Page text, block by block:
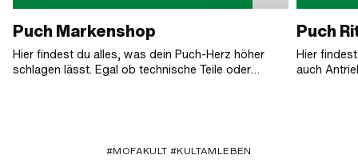
Puch Markenshop
Hier findest du alles, was dein Puch-Herz höher
schlagen lässt. Egal ob technische Teile oder
Puch
Hier
auch
#MOFAKULT #KULTAMLEBEN